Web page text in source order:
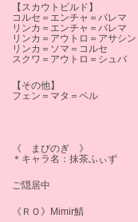
【スカウトビルド】
コルセ＝エンチャ＝バレマ
リンカ＝エンチャ＝バレマ
リンカ＝アウトロ＝アサシン
リンカ＝ソマ＝コルセ
スクワ＝アウトロ＝シュバ
【その他】
フェン＝マタ＝ペル
《 まびのぎ 》
＊キャラ名：抹茶ふぃず
ご隠居中
《ＲＯ》Mimir鯖